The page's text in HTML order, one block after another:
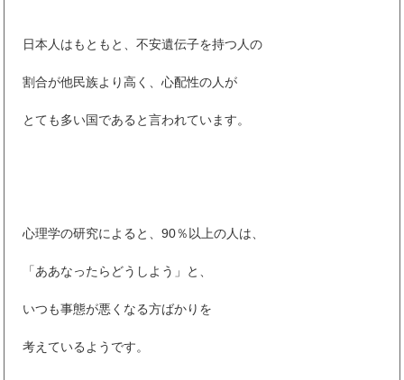
日本人はもともと、不安遺伝子を持つ人の
割合が他民族より高く、心配性の人が
とても多い国であると言われています。
心理学の研究によると、90％以上の人は、
「ああなったらどうしよう」と、
いつも事態が悪くなる方ばかりを
考えているようです。